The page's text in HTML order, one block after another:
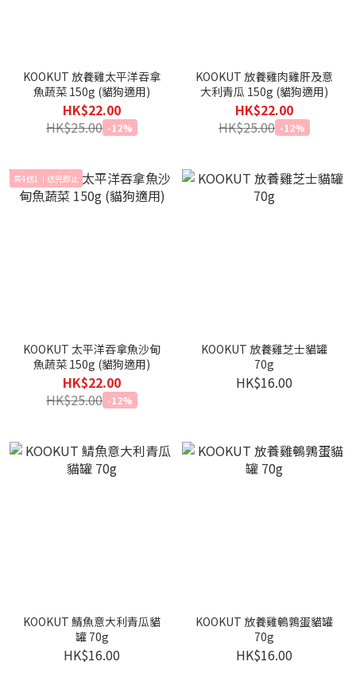
KOOKUT 放養雞太平洋吞拿
魚蔬菜 150g (貓狗適用)
HK$22.00
HK$25.00 -12%
KOOKUT 放養雞肉雞肝及意
大利青瓜 150g (貓狗適用)
HK$22.00
HK$25.00 -12%
買4送1｜送完即止
KOOKUT 太平洋吞拿魚沙甸
魚蔬菜 150g (貓狗適用)
HK$22.00
HK$25.00 -12%
KOOKUT 放養雞芝士貓罐
70g
HK$16.00
KOOKUT 鯖魚意大利青瓜貓
罐 70g
HK$16.00
KOOKUT 放養雞鵪鶉蛋貓罐
70g
HK$16.00